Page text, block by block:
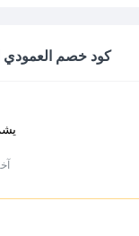
كود خصم العمودي